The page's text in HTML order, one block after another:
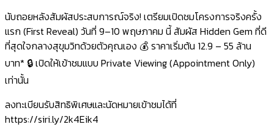
นับถอยหลังสัมผัสประสบการณ์จริง! เตรียมเปิดชมโครงการจริงครั้ง
แรก (First Reveal) วันที่ 9–10 พฤษภาคม นี้ สัมผัส Hidden Gem ที่ดี
ที่สุดใจกลางสุขุมวิทด้วยตัวคุณเอง 💰 ราคาเริ่มต้น 12.9 – 55 ล้าน
บาท* 🔒 เปิดให้เข้าชมแบบ Private Viewing (Appointment Only)
เท่านั้น
ลงทะเบียนรับสิทธิพิเศษและนัดหมายเข้าชมได้ที่
https://siri.ly/2k4Eik4